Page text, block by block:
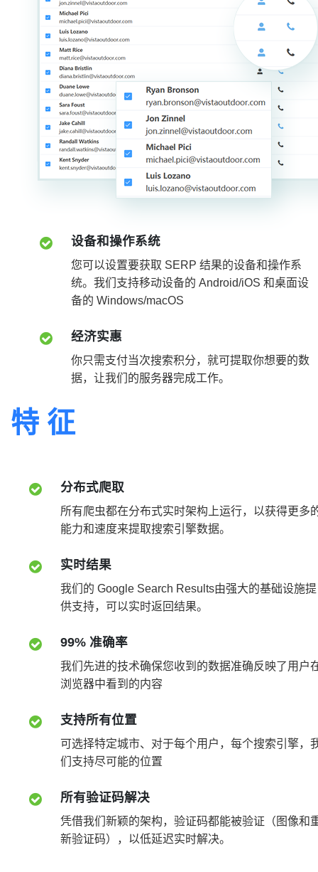
设备和操作系统
您可以设置要获取 SERP 结果的设备和操作系
统。我们支持移动设备的 Android/iOS 和桌面设
备的 Windows/macOS
经济实惠
你只需支付当次搜索积分，就可提取你想要的数
据，让我们的服务器完成工作。
特 征
分布式爬取
所有爬虫都在分布式实时架构上运行，以获得更多
能力和速度来提取搜索引擎数据。
实时结果
我们的 Google Search Results由强大的基础设施提
供支持，可以实时返回结果。
99% 准确率
我们先进的技术确保您收到的数据准确反映了用户
浏览器中看到的内容
支持所有位置
可选择特定城市、对于每个用户，每个搜索引擎，
们支持尽可能的位置
所有验证码解决
凭借我们新颖的架构，验证码都能被验证（图像和
新验证码），以低延迟实时解决。